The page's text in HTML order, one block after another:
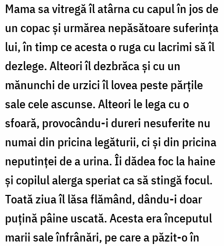
Mama sa vitregă îl atârna cu capul în jos de
un copac şi urmărea nepăsătoare suferinţa
lui, în timp ce acesta o ruga cu lacrimi să îl
dezlege. Alteori îl dezbrăca şi cu un
mănunchi de urzici îl lovea peste părţile
sale cele ascunse. Alteori le lega cu o
sfoară, provocându-i dureri nesuferite nu
numai din pricina legăturii, ci şi din pricina
neputinţei de a urina. Îi dădea foc la haine
şi copilul alerga speriat ca să stingă focul.
Toată ziua îl lăsa flămând, dându-i doar
puţină pâine uscată. Acesta era începutul
marii sale înfrânări, pe care a păzit-o în